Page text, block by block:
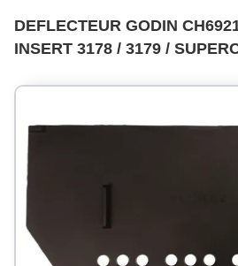
DEFLECTEUR GODIN
INSERT 3178 / 3179 /